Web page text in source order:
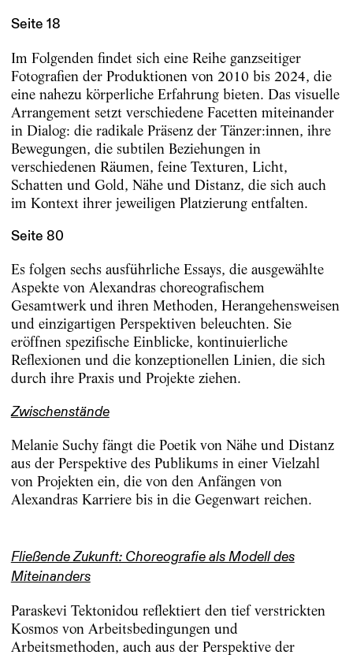
Seite 18
Im Folgenden findet sich eine Reihe ganzseitiger
Fotografien der Produktionen von 2010 bis 2024, die
eine nahezu körperliche Erfahrung bieten. Das visuelle
Arrangement setzt verschiedene Facetten miteinander
in Dialog: die radikale Präsenz der Tänzer:innen, ihre
Bewegungen, die subtilen Beziehungen in
verschiedenen Räumen, feine Texturen, Licht,
Schatten und Gold, Nähe und Distanz, die sich auch
im Kontext ihrer jeweiligen Platzierung entfalten.
Seite 80
Es folgen sechs ausführliche Essays, die ausgewählte
Aspekte von Alexandras choreografischem
Gesamtwerk und ihren Methoden, Herangehensweisen
und einzigartigen Perspektiven beleuchten. Sie
eröffnen spezifische Einblicke, kontinuierliche
Reflexionen und die konzeptionellen Linien, die sich
durch ihre Praxis und Projekte ziehen.
Zwischenstände
Melanie Suchy fängt die Poetik von Nähe und Distanz
aus der Perspektive des Publikums in einer Vielzahl
von Projekten ein, die von den Anfängen von
Alexandras Karriere bis in die Gegenwart reichen.
Fließende Zukunft: Choreografie als Modell des
Miteinanders
Paraskevi Tektonidou reflektiert den tief verstrickten
Kosmos von Arbeitsbedingungen und
Arbeitsmethoden, auch aus der Perspektive der